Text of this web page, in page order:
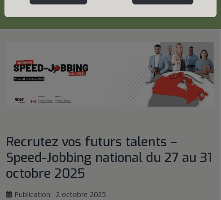
Nouvelles
Recrutez vos futurs talents –
Speed-Jobbing national du 27 au 31
octobre 2025
Publication : 2 octobre 2025